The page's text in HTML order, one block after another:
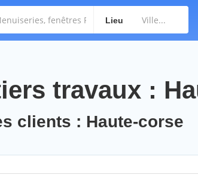
Lieu
travaux :
clients : Haute-corse